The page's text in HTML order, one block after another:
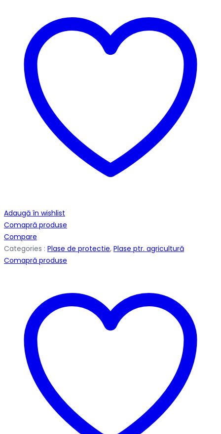
Adaugă în wishlist
Comapră produse
Compare
Categories : Plase de protectie, Plase ptr. agricultură
Comapră produse